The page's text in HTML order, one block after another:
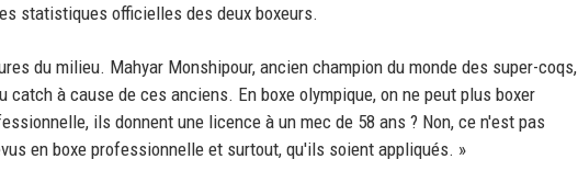
statistiques officielles des deux boxeurs.
du milieu. Mahyar Monshipour, ancien champion du monde des super-coqs,
à cause de ces anciens. En boxe olympique, on ne peut plus boxer
ils donnent une licence à un mec de 58 ans ? Non, ce n'est pas
en boxe professionnelle et surtout, qu'ils soient appliqués. »